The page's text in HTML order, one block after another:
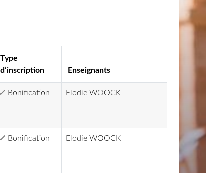
Type
d’inscription
Enseignants
Bonification Elodie WOOCK
Bonification Elodie WOOCK